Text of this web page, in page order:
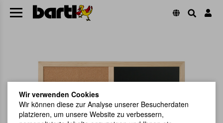
Wir verwenden Cookies
Wir können diese zur Analyse unserer Besucherdaten
platzieren, um unsere Website zu verbessern,